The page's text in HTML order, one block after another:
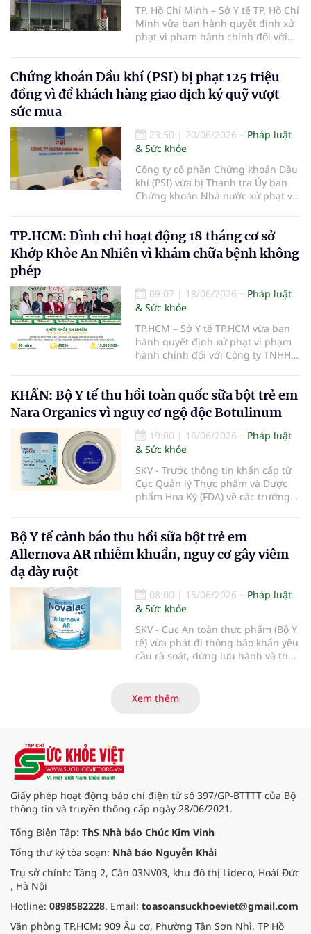
TP. Hồ Chí Minh – Sở Y tế TP. Hồ Chí
Minh vừa ban hành quyết định xử
phạt vi phạm hành chính đối với
Bệnh viện Ánh Dương, với tổng số
tiền 149 triệu đồng do nhiều vi
phạm trong hoạt động khám, chữa
Chứng khoán Dầu khí (PSI) bị phạt 125 triệu
đồng vì để khách hàng giao dịch ký quỹ vượt
sức mua
23:50 | 20/06/2026
Pháp luật
& Sức khỏe
Công ty cổ phần Chứng khoán Dầu
khí (PSI) vừa bị Thanh tra Ủy ban
Chứng khoán Nhà nước xử phạt vi
khoán.
TP.HCM: Đình chỉ hoạt động 18 tháng cơ sở
Khớp Khỏe An Nhiên vì khám chữa bệnh không
phép
09:07 | 18/06/2026
Pháp luật
& Sức khỏe
TP.HCM – Sở Y tế TP.HCM vừa ban
hành quyết định xử phạt vi phạm
hành chính đối với Công ty TNHH
vụ khám bệnh, chữa bệnh khi chưa
được cấp giấy phép hoạt động
theo quy định của pháp luật.
KHẨN: Bộ Y tế thu hồi toàn quốc sữa bột trẻ em
Nara Organics vì nguy cơ ngộ độc Botulinum
19:00 | 16/06/2026
Pháp luật
& Sức khỏe
SKV - Trước thông tin khẩn cấp từ
Cục Quản lý Thực phẩm và Dược
phẩm Hoa Kỳ (FDA) về các trường
toàn thực phẩm (Bộ Y tế) đã liên
tiếp ban hành các công văn hỏa
tốc yêu cầu rà soát, thu hồi triệt để
thuộc thương hiệu Nara Organics
tại thị trường Việt Nam nhằm bảo
vệ tuyệt đối sức khỏe người tiêu
dùng.
Bộ Y tế cảnh báo thu hồi sữa bột trẻ em
Allernova AR nhiễm khuẩn, nguy cơ gây viêm
dạ dày ruột
08:00 | 15/06/2026
Pháp luật
& Sức khỏe
SKV - Cục An toàn thực phẩm (Bộ Y
tế) vừa phát đi thông báo khẩn yêu
cầu rà soát, dừng lưu hành và thu
sản xuất sau khi ghi nhận nhiều
Xem thêm
Giấy phép hoạt động báo chí điện tử số 397/GP-BTTTT của Bộ
thông tin và truyền thông cấp ngày 28/06/2021.
Tổng Biên Tập: ThS Nhà báo Chúc Kim Vinh
Tổng thư ký tòa soạn: Nhà báo Nguyễn Khải
Trụ sở chính: Tầng 2, Căn 03NV03, khu đô thị Lideco, Hoài Đức
, Hà Nội
Hotline: 0898582228. Email: toasoansuckhoeviet@gmail.com
Văn phòng TP.HCM: 909 Âu cơ, Phường Tân Sơn Nhì, TP Hồ